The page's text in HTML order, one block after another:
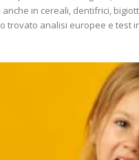
anche in cereali, dentifrici,
trovato analisi europee e test